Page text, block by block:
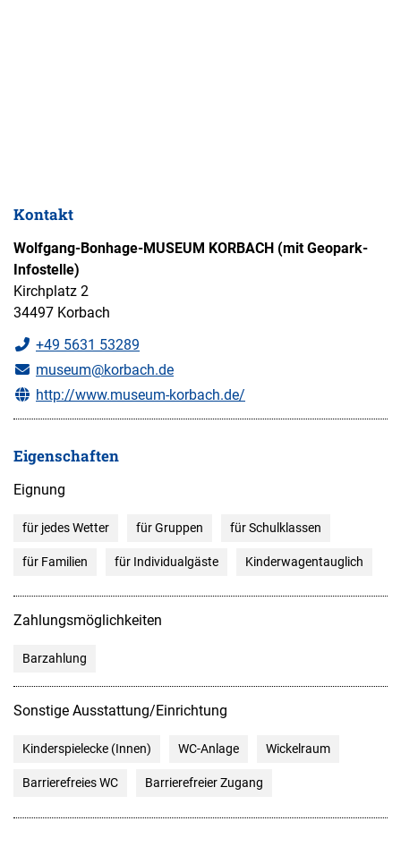
Kontakt
Wolfgang-Bonhage-MUSEUM KORBACH (mit Geopark-
Infostelle)
Kirchplatz 2
34497 Korbach
+49 5631 53289
museum@korbach.de
http://www.museum-korbach.de/
Eigenschaften
Eignung
für jedes Wetter für Gruppen für Schulklassen
für Familien für Individualgäste Kinderwagentauglich
Zahlungsmöglichkeiten
Barzahlung
Sonstige Ausstattung/Einrichtung
Kinderspielecke (Innen) WC-Anlage Wickelraum
Barrierefreies WC Barrierefreier Zugang